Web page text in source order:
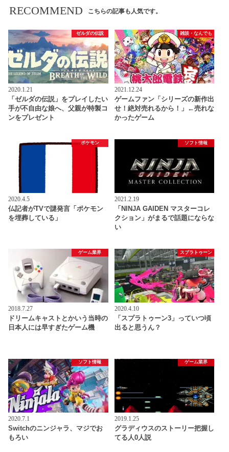
RECOMMEND こちらの記事も人気です。
ゼルダの伝説
2020.1.21
「ゼルダの伝説」をプレイしたい
手が不自由な娘へ、父親が特製コ
ンをプレゼント
雑談・なんでも
2021.12.24
ゲームファン「シリーズの新作出
せ！絶対売れるから！」←売れな
かったゲーム
ポケモン
2020.4.5
仏記者がTVで謎発言「ポケモン
を埋葬している」
ソフト情報
2021.2.19
「NINJA GAIDEN マスターコレ
クション」がまるで話題にならな
い
ゲーム業界
2018.7.27
ドリームキャストとかいう当時の
日本人には早すぎたゲーム機
スプラトゥーン
2020.4.10
「スプラトゥーン3」っていつ頃
出ると思うん？
ソフト情報
2020.7.1
Switchのニンジャラ、マジでお
もろい
ゲーム業界
2019.1.25
グラディウスのストーリー把握し
てる人0人説